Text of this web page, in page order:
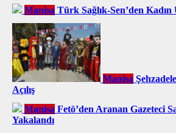
Manisa Türk Sağlık-Sen’den Kadın
Manisa
Açılış
Manisa Fetö’den Aranan Gazeteci
Yakalandı